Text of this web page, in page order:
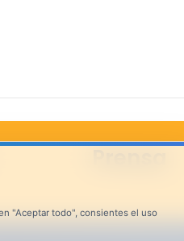
"Aceptar todo", consientes el uso